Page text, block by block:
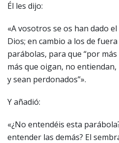
Él les dijo:
«A vosotros se os han dado
Dios; en cambio a los de
parábolas, para que “por
más que oigan, no
y sean perdonados”».
Y añadió:
«¿No entendéis esta
entender las demás? El